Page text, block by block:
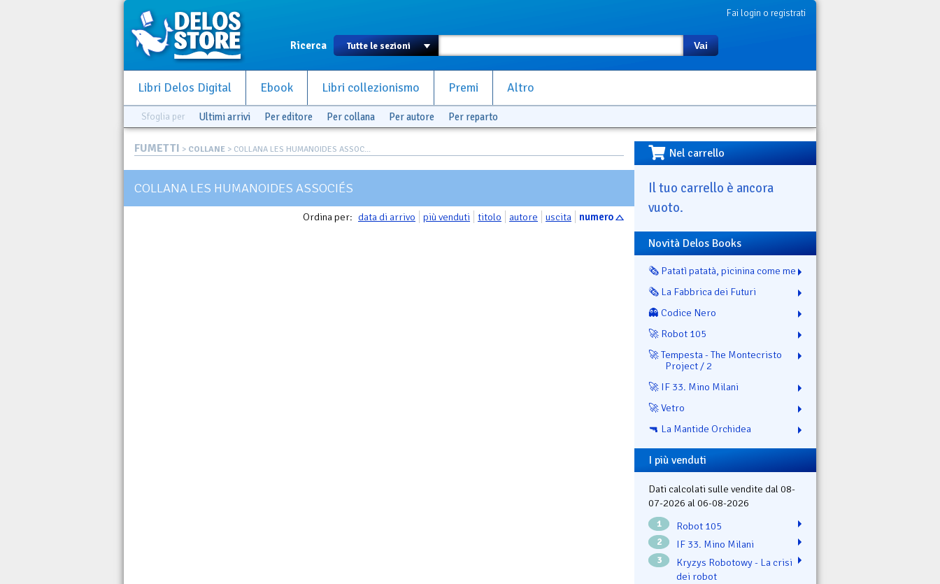
Fai login o registrati
Ricerca Vai
Libri Delos Digital Ebook Libri collezionismo Premi Altro
Sfoglia per Ultimi arrivi Per editore Per collana Per autore Per reparto
FUMETTI > COLLANE > COLLANA LES HUMANOIDES ASSOC...
COLLANA LES HUMANOIDES ASSOCIÉS
Ordina per: data di arrivo più venduti titolo autore uscita numero
Nel carrello
Il tuo carrello è ancora
vuoto.
Novità Delos Books
🗞️ Patatì patatà, picinina come me
🗞️ La Fabbrica dei Futuri
👻 Codice Nero
🚀 Robot 105
🚀 Tempesta - The Montecristo
Project / 2
🚀 IF 33. Mino Milani
🚀 Vetro
🔫 La Mantide Orchidea
I più venduti
Dati calcolati sulle vendite dal 08-
07-2026 al 06-08-2026
1 Robot 105
2 IF 33. Mino Milani
3
Kryzys Robotowy - La crisi
dei robot